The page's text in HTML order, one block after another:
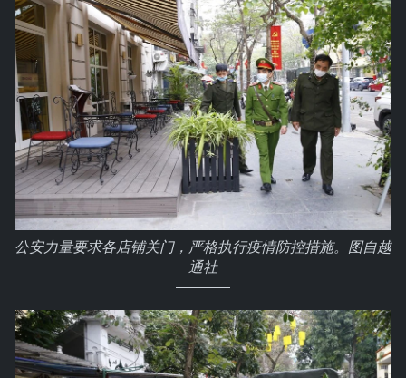
公安力量要求各店铺关门，严格执行疫情防控措施。图自越
通社